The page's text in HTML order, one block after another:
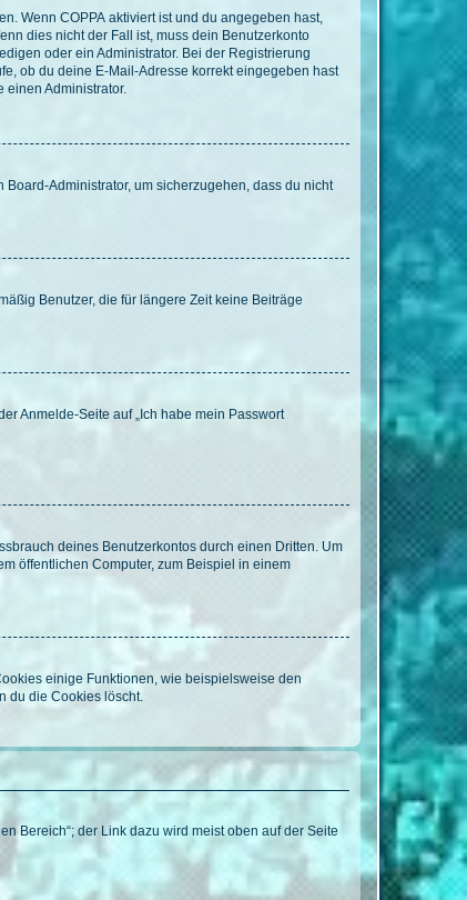
Wenn COPPA aktiviert ist und du angegeben hast,
dies nicht der Fall ist, muss dein Benutzerkonto
oder ein Administrator. Bei der Registrierung
ob du deine E-Mail-Adresse korrekt eingegeben hast
einen Administrator.
Administrator, um sicherzugehen, dass du nicht
Benutzer, die für längere Zeit keine Beiträge
Anmelde-Seite auf „Ich habe mein Passwort
deines Benutzerkontos durch einen Dritten. Um
öffentlichen Computer, zum Beispiel in einem
einige Funktionen, wie beispielsweise den
du die Cookies löscht.
Bereich“; der Link dazu wird meist oben auf der Seite